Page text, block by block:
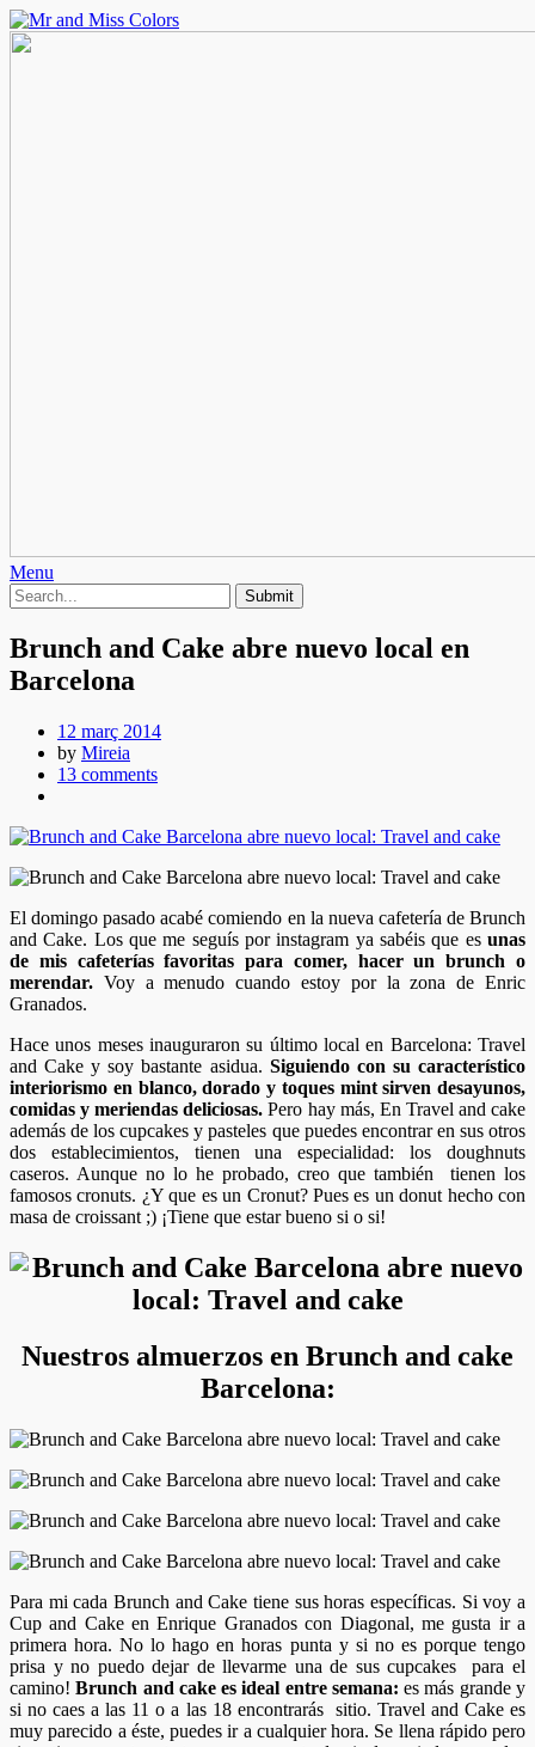
Menu
Brunch and Cake abre nuevo local en
Barcelona
12 març 2014
by Mireia
13 comments
El domingo pasado acabé comiendo en la nueva cafetería de Brunch
and Cake. Los que me seguís por instagram ya sabéis que es unas
de mis cafeterías favoritas para comer, hacer un brunch o
merendar. Voy a menudo cuando estoy por la zona de Enric
Granados.
Hace unos meses inauguraron su último local en Barcelona: Travel
and Cake y soy bastante asidua. Siguiendo con su característico
interiorismo en blanco, dorado y toques mint sirven desayunos,
comidas y meriendas deliciosas. Pero hay más, En Travel and cake
además de los cupcakes y pasteles que puedes encontrar en sus otros
dos establecimientos, tienen una especialidad: los doughnuts
caseros. Aunque no lo he probado, creo que también tienen los
famosos cronuts. ¿Y que es un Cronut? Pues es un donut hecho con
masa de croissant ;) ¡Tiene que estar bueno si o si!
Nuestros almuerzos en Brunch and cake
Barcelona:
Para mi cada Brunch and Cake tiene sus horas específicas. Si voy a
Cup and Cake en Enrique Granados con Diagonal, me gusta ir a
primera hora. No lo hago en horas punta y si no es porque tengo
prisa y no puedo dejar de llevarme una de sus cupcakes para el
camino!Brunch and cake es ideal entre semana: es más grande y
si no caes a las 11 o a las 18 encontrarás sitio. Travel and Cake es
muy parecido a éste, puedes ir a cualquier hora. Se llena rápido pero